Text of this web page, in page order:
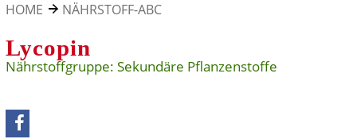
HOME
NÄHRSTOFF-ABC
Lycopin
Nährstoffgruppe: Sekundäre Pflanzenstoffe